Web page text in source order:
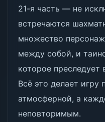
21-я часть — не
встречаются
множество
между собой, и
которое преследует
Всё это делает игру
атмосферной, а
неповторимым.